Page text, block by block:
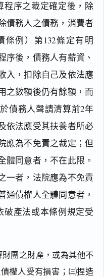
程序之裁定確定後，除
債務人之債務，消費者
例）第132條定有明
序後，債務人有薪資、
入，扣除自己及依法應
之數額後仍有餘額，而
債務人聲請清算前2年
依法應受其扶養者所必
應為不免責之裁定；但
體同意者，不在此限。
一者，法院應為不免責
通債權人全體同意者，
破產法或本條例規定受
團之財產，或為其他不
權人受有損害；㈢捏造